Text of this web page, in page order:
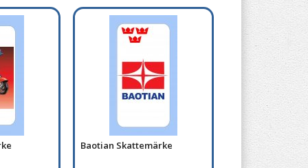
Baotian Skattemärke